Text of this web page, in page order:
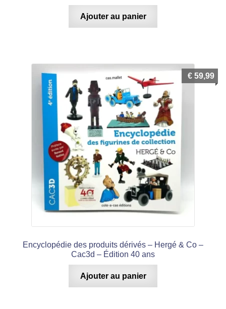
Ajouter au panier
Encyclopédie des produits dérivés – Hergé & Co –
Cac3d – Édition 40 ans
€ 59,99
Ajouter au panier